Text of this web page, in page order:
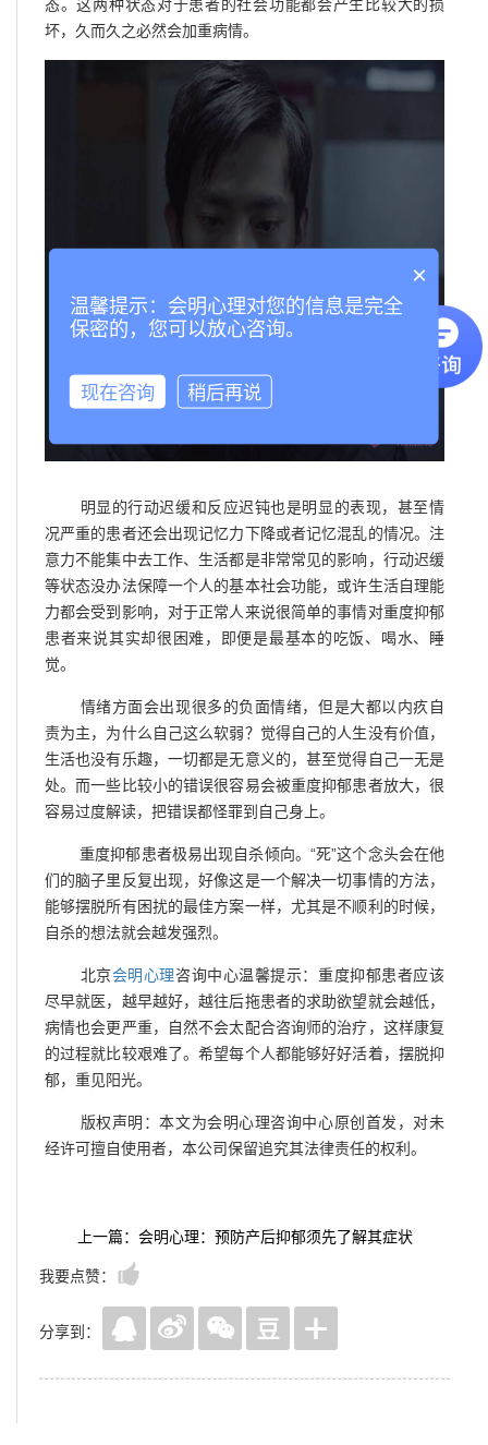
态。这两种状态对于患者的社会功能都会产生比较大的损
坏，久而久之必然会加重病情。
明显的行动迟缓和反应迟钝也是明显的表现，甚至情
况严重的患者还会出现记忆力下降或者记忆混乱的情况。注
意力不能集中去工作、生活都是非常常见的影响，行动迟缓
等状态没办法保障一个人的基本社会功能，或许生活自理能
力都会受到影响，对于正常人来说很简单的事情对重度抑郁
患者来说其实却很困难，即便是最基本的吃饭、喝水、睡
觉。
情绪方面会出现很多的负面情绪，但是大都以内疚自
责为主，为什么自己这么软弱？觉得自己的人生没有价值，
生活也没有乐趣，一切都是无意义的，甚至觉得自己一无是
处。而一些比较小的错误很容易会被重度抑郁患者放大，很
容易过度解读，把错误都怪罪到自己身上。
重度抑郁患者极易出现自杀倾向。“死”这个念头会在他
们的脑子里反复出现，好像这是一个解决一切事情的方法，
能够摆脱所有困扰的最佳方案一样，尤其是不顺利的时候，
自杀的想法就会越发强烈。
北京会明心理咨询中心温馨提示：重度抑郁患者应该
尽早就医，越早越好，越往后拖患者的求助欲望就会越低，
病情也会更严重，自然不会太配合咨询师的治疗，这样康复
的过程就比较艰难了。希望每个人都能够好好活着，摆脱抑
郁，重见阳光。
版权声明：本文为会明心理咨询中心原创首发，对未
经许可擅自使用者，本公司保留追究其法律责任的权利。
上一篇：会明心理：预防产后抑郁须先了解其症状
我要点赞：
分享到：
×
温馨提示：会明心理对您的信息是完全
保密的，您可以放心咨询。
现在咨询 稍后再说